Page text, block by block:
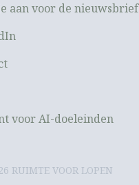
aan voor de nieuwsbrief
voor AI-doeleinden
RUIMTE VOOR LOPEN